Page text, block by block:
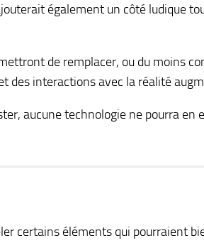
également un côté ludique
de remplacer, ou du moins
des interactions avec la réalité
aucune technologie ne pourra
certains éléments qui pourraient